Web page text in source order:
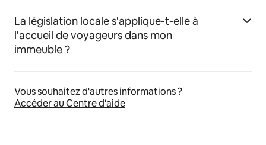
La législation locale s'applique-t-elle à
l'accueil de voyageurs dans mon
immeuble ?
Vous souhaitez d'autres informations ?
Accéder au Centre d'aide